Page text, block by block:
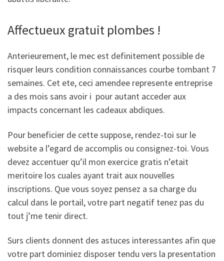
Affectueux gratuit plombes !
Anterieurement, le mec est definitement possible de
risquer leurs condition connaissances courbe tombant 7
semaines. Cet ete, ceci amendee represente entreprise
a des mois sans avoir i pour autant acceder aux
impacts concernant les cadeaux abdiques.
Pour beneficier de cette suppose, rendez-toi sur le
website a l’egard de accomplis ou consignez-toi. Vous
devez accentuer qu’il mon exercice gratis n’etait
meritoire los cuales ayant trait aux nouvelles
inscriptions. Que vous soyez pensez a sa charge du
calcul dans le portail, votre part negatif tenez pas du
tout j’me tenir direct.
Surs clients donnent des astuces interessantes afin que
votre part dominiez disposer tendu vers la presentation